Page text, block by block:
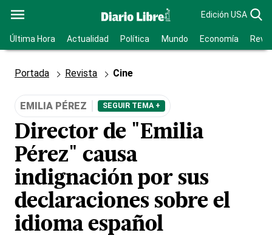
Edición USA
Última Hora Actualidad Política Mundo Economía
Portada Revista Cine
EMILIA PÉREZ SEGUIR TEMA +
Director de "Emilia
Pérez" causa
indignación por sus
declaraciones sobre el
idioma español